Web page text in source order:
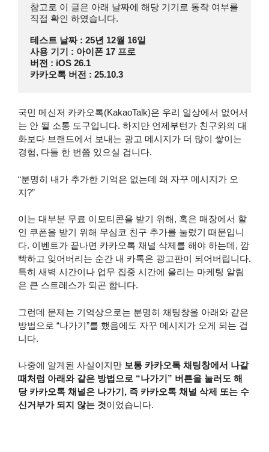
참고로 이 글은 아래 날짜에 해당 기기로 동작 여부를
직접 확인 하였습니다.
테스트 날짜 : 25년 12월 16일
사용 기기 : 아이폰 17 프로
버전 : iOS 26.1
카카오톡 버전 : 25.10.3
국민 메신저 카카오톡(KakaoTalk)은 우리 일상에서 없어서
는 안 될 소통 도구입니다. 하지만 언제부턴가 친구와의 대
화보다 브랜드에서 보내는 광고 메시지가 더 많이 쌓이는
경험, 다들 한 번쯤 있으실 겁니다.
“분명히 내가 추가한 기억은 없는데 왜 자꾸 메시지가 오
지?”
이는 대부분 무료 이모티콘을 받기 위해, 혹은 매장에서 할
인 쿠폰을 받기 위해 무심코 친구 추가를 눌렀기 때문입니
다. 이벤트가 끝나면 카카오톡 채널 삭제를 해야 하는데, 깜
빡하고 잊어버리는 순간 내 카톡은 광고판이 되어버립니다.
특히 새벽 시간이나 업무 집중 시간에 울리는 마케팅 알림
은 큰 스트레스가 되곤 합니다.
그런데 문제는 기억상으로는 분명히 채팅창을 아래와 같은
방법으로 “나가기”를 했음에도 자꾸 메시지가 오게 되는 겁
니다.
나중에 알게된 사실이지만 보통 카카오톡 채팅창에서 나갈
때처럼 아래와 같은 방법으로 “나가기” 버튼을 눌러도 해
당 카카오톡 채널은 나가기, 즉 카카오톡 채널 삭제 또는 수
신거부가 되지 않는 것이었습니다.